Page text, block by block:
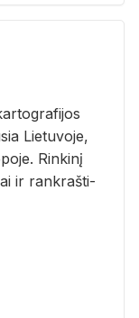
Lie­tu­vo­je,
Rin­ki­nį
ir rank­raš­ti­